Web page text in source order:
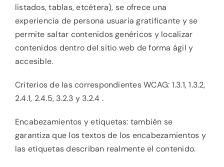
listados, tablas, etcétera), se ofrece una
experiencia de persona usuaria gratificante y se
permite saltar contenidos genéricos y localizar
contenidos dentro del sitio web de forma ágil y
accesible.
Criterios de las correspondientes WCAG: 1.3.1, 1.3.2,
2.4.1, 2.4.5, 3.2.3 y 3.2.4 .
Encabezamientos y etiquetas: también se
garantiza que los textos de los encabezamientos y
las etiquetas describan realmente el contenido.